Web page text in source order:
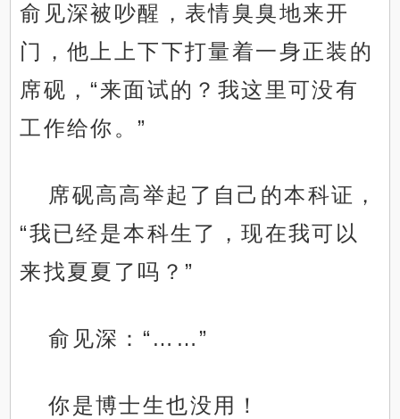
俞见深被吵醒，表情臭臭地来开
门，他上上下下打量着一身正装的
席砚，“来面试的？我这里可没有
工作给你。”
席砚高高举起了自己的本科证，
“我已经是本科生了，现在我可以
来找夏夏了吗？”
俞见深：“……”
你是博士生也没用！